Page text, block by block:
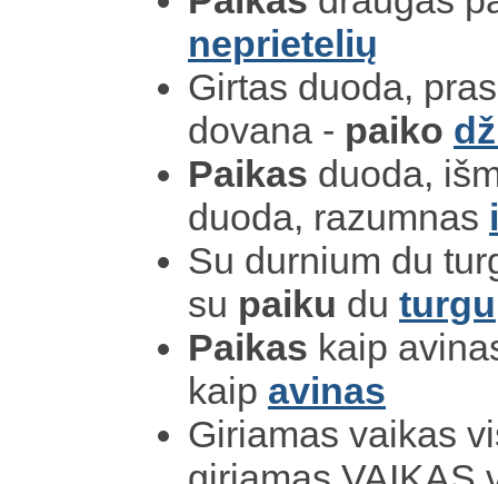
neprietelių
Girtas duoda,
dovana - paiko
Paikas duoda,
duoda, razumnas
Su durnium du
su paiku du turgu
Paikas kaip
kaip avinas
Giriamas vaikas